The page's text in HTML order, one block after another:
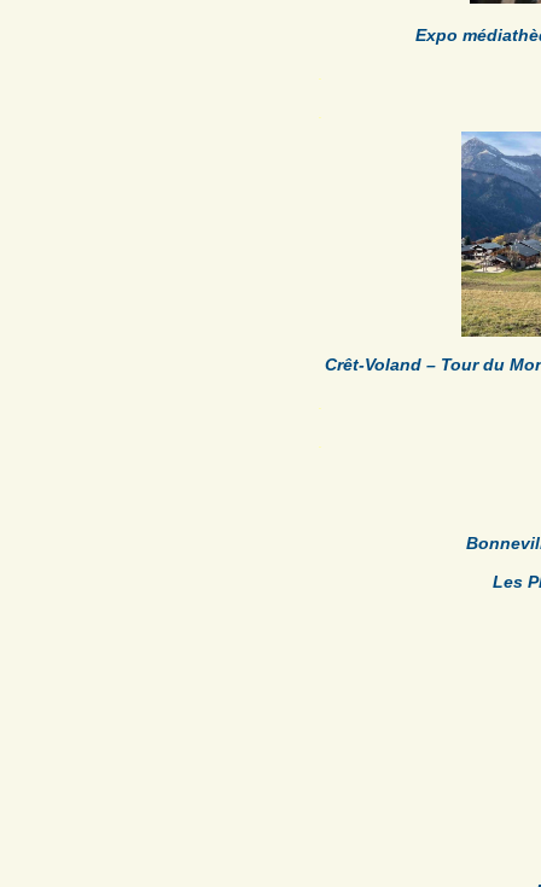
Expo
.
.
Crêt-Voland – Tour du
.
.
Les